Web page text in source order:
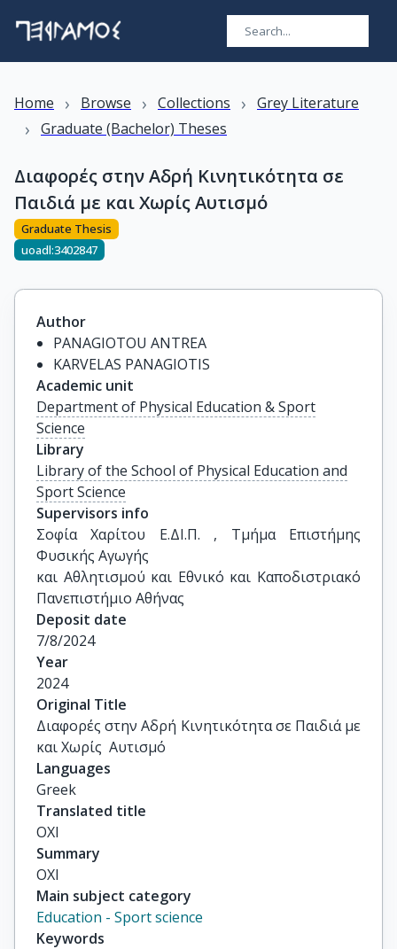
Home › Browse › Collections › Grey Literature
› Graduate (Bachelor) Theses
Διαφορές στην Αδρή Κινητικότητα σε
Παιδιά με και Χωρίς Αυτισμό
Graduate Thesis
uoadl:3402847
Author
PANAGIOTOU ANTREA
KARVELAS PANAGIOTIS
Academic unit
Department of Physical Education & Sport
Science
Library
Library of the School of Physical Education and
Sport Science
Supervisors info
Σοφία Χαρίτου Ε.ΔΙ.Π. , Τμήμα Επιστήμης
Φυσικής Αγωγής
και Αθλητισμού και Εθνικό και Καποδιστριακό
Πανεπιστήμιο Αθήνας
Deposit date
7/8/2024
Year
2024
Original Title
Διαφορές στην Αδρή Κινητικότητα σε Παιδιά με
και Χωρίς  Αυτισμό
Languages
Greek
Translated title
ΟΧΙ
Summary
ΟΧΙ
Main subject category
Education - Sport science
Keywords